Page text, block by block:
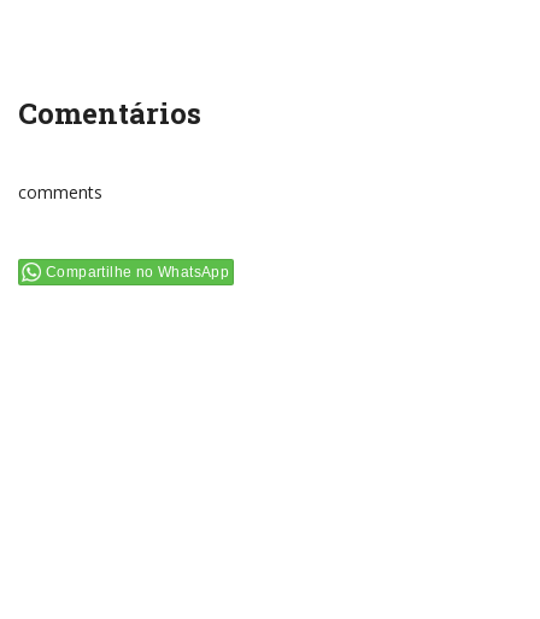
Comentários
comments
Compartilhe no WhatsApp